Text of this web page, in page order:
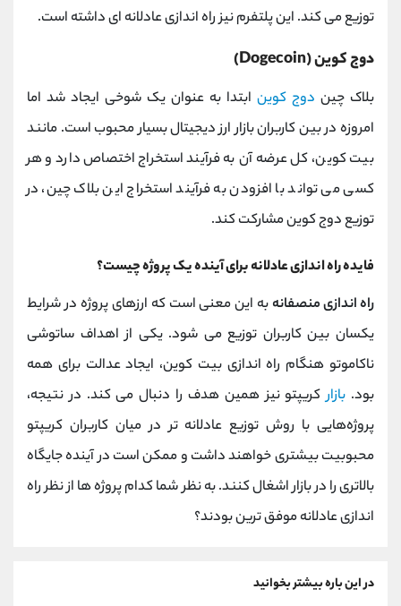
توزیع می کند. این پلتفرم نیز راه اندازی عادلانه ای داشته است.
دوج کوین (Dogecoin)
بلاک چین دوج کوین ابتدا به عنوان یک شوخی ایجاد شد اما
امروزه در بین کاربران بازار ارز دیجیتال بسیار محبوب است. مانند
بیت کوین، کل عرضه آن به فرآیند استخراج اختصاص دارد و هر
کسی می تواند با افزودن به فرآیند استخراج این بلاک چین، در
توزیع دوج کوین مشارکت کند.
فایده راه اندازی عادلانه برای آینده یک پروژه چیست؟
راه اندازی منصفانهبه این معنی است که ارزهای پروژه در شرایط
یکسان بین کاربران توزیع می شود. یکی از اهداف ساتوشی
ناکاموتو هنگام راه اندازی بیت کوین، ایجاد عدالت برای همه
بود. بازارکریپتو نیز همین هدف را دنبال می کند. در نتیجه،
پروژه‌هایی با روش توزیع عادلانه‌ تر در میان کاربران کریپتو
محبوبیت بیشتری خواهند داشت و ممکن است در آینده جایگاه
بالاتری را در بازار اشغال کنند. به نظر شما کدام پروژه ها از نظر راه
اندازی عادلانه موفق ترین بودند؟
در این باره بیشتر بخوانید